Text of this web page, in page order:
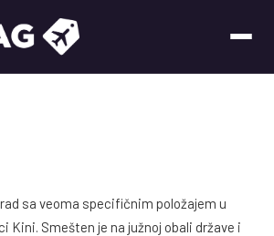
sa veoma specifičnim položajem u
Kini. Smešten je na južnoj obali države i